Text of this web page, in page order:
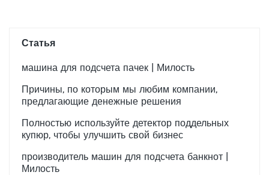
Статья
машина для подсчета пачек | Милость
Причины, по которым мы любим компании,
предлагающие денежные решения
Полностью используйте детектор поддельных
купюр, чтобы улучшить свой бизнес
производитель машин для подсчета банкнот |
Милость